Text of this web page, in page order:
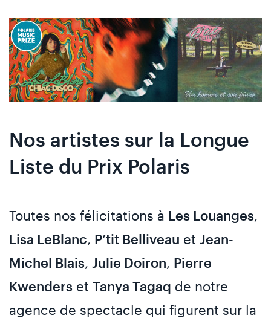
to
content
to
navigation
Nos artistes sur la Longue
Liste du Prix Polaris
Toutes nos félicitations à Les Louanges,
Lisa LeBlanc, P’tit Belliveau et Jean-
Michel Blais, Julie Doiron, Pierre
Kwenders et Tanya Tagaq de notre
agence de spectacle qui figurent sur la